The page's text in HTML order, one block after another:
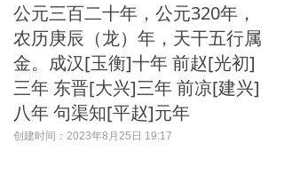
公元三百二十年，公元320年，
农历庚辰（龙）年，天干五行属
金。成汉[玉衡]十年 前赵[光初]
三年 东晋[大兴]三年 前凉[建兴]
八年 句渠知[平赵]元年
创建时间： 2023年8月25日 19:17